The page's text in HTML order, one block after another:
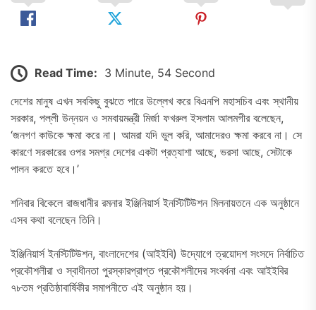
Read Time: 3 Minute, 54 Second
দেশের মানুষ এখন সবকিছু বুঝতে পারে উল্লেখ করে বিএনপি মহাসচিব এবং স্থানীয়
সরকার, পল্লী উন্নয়ন ও সমবায়মন্ত্রী মির্জা ফখরুল ইসলাম আলমগীর বলেছেন,
‘জনগণ কাউকে ক্ষমা করে না। আমরা যদি ভুল করি, আমাদেরও ক্ষমা করবে না। সে
কারণে সরকারের ওপর সমগ্র দেশের একটা প্রত্যাশা আছে, ভরসা আছে, সেটাকে
পালন করতে হবে।’
শনিবার বিকেলে রাজধানীর রমনার ইঞ্জিনিয়ার্স ইনস্টিটিউশন মিলনায়তনে এক অনুষ্ঠানে
এসব কথা বলেছেন তিনি।
ইঞ্জিনিয়ার্স ইনস্টিটিউশন, বাংলাদেশের (আইইবি) উদ্যোগে ত্রয়োদশ সংসদে নির্বাচিত
প্রকৌশলীরা ও স্বাধীনতা পুরস্কারপ্রাপ্ত প্রকৌশলীদের সংবর্ধনা এবং আইইবির
৭৮তম প্রতিষ্ঠাবার্ষিকীর সমাপনীতে এই অনুষ্ঠান হয়।